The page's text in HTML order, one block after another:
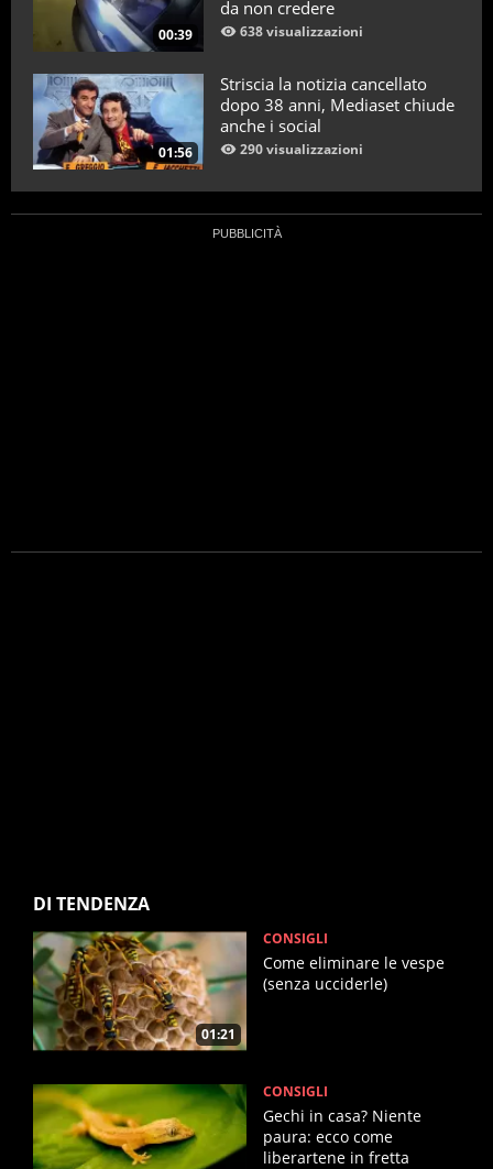
00:39
da non credere
638 visualizzazioni
01:56
Striscia la notizia cancellato
dopo 38 anni, Mediaset chiude
anche i social
290 visualizzazioni
DI TENDENZA
01:21
CONSIGLI
Come eliminare le vespe
(senza ucciderle)
CONSIGLI
Gechi in casa? Niente
paura: ecco come
liberartene in fretta